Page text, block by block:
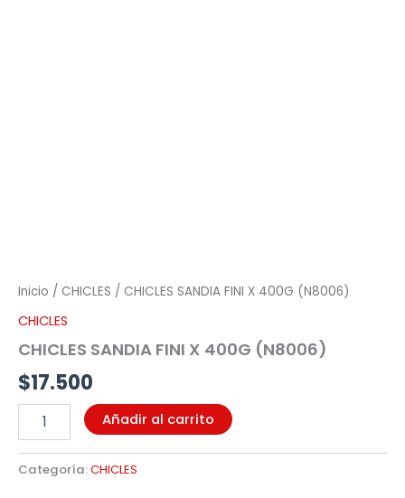
Inicio / CHICLES / CHICLES SANDIA FINI X 400G (N8006)
CHICLES
CHICLES SANDIA FINI X 400G (N8006)
$17.500
Añadir al carrito
Categoría:CHICLES